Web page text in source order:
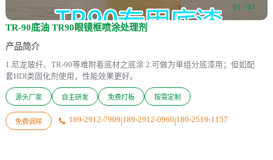
01 / 01
TR-90底油 TR90眼镜框喷涂处理剂
产品简介
​1.尼龙玻纤、TR-90等难附着底材之底涂 2.可做为单组分底漆用；但如配
套HDI类固化剂使用，性能效果更好。
源头厂家 自主研发 免费打板 按需定制
免费调样  189-2912-7909|189-2912-0960|180-2519-1157